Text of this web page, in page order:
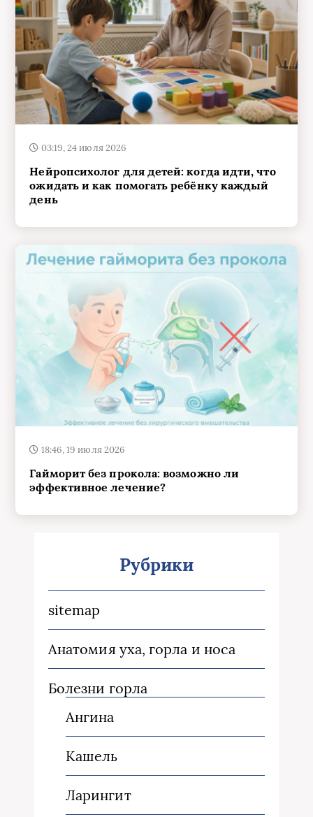
03:19, 24 июля 2026
Нейропсихолог для детей: когда идти, что
ожидать и как помогать ребёнку каждый
день
18:46, 19 июля 2026
Гайморит без прокола: возможно ли
эффективное лечение?
sitemap
Анатомия уха, горла и носа
Болезни горла
Ангина
Кашель
Ларингит